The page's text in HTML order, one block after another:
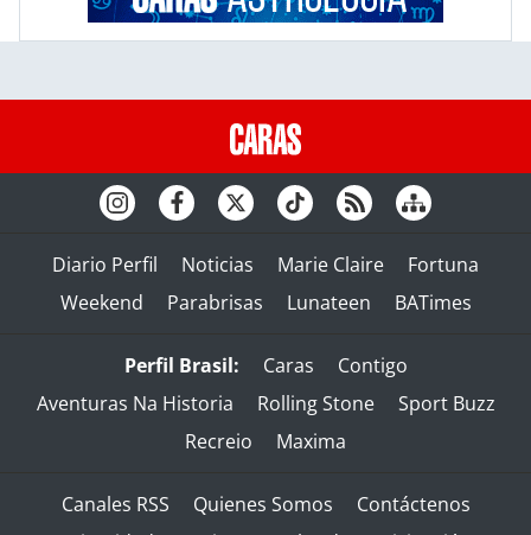
Diario Perfil Noticias Marie Claire
Fortuna
Weekend
Parabrisas Lunateen BATimes
Perfil Brasil: Caras
Contigo
Aventuras Na Historia
Rolling Stone
Sport Buzz
Recreio
Maxima
Canales RSS Quienes Somos
Contáctenos